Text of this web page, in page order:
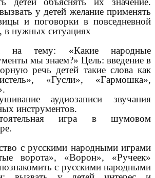
у детей желание применять
и поговорки в повседневной
в нужных ситуациях
на тему: «Какие народные
мы знаем?» Цель: введение в
речь детей такие слова как
«Гусли», «Гармошка»,
аудиозаписи звучания
инструментов.
игра в шумовом
с русскими народными играми
ворота», «Ворон», «Ручеек»
с русскими народными